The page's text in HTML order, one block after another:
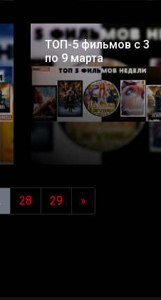
ТОП-5 фильмов с 3
по 9 марта
28 29 »